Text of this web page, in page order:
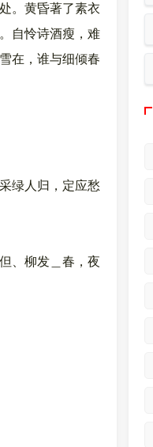
。黄昏著了素衣
自怜诗酒瘦，难
在，谁与细倾春
绿人归，定应愁
、柳发＿春，夜